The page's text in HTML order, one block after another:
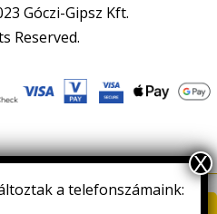
Góczi-Gipsz Kft.
Reserved.
a telefonszámaink: